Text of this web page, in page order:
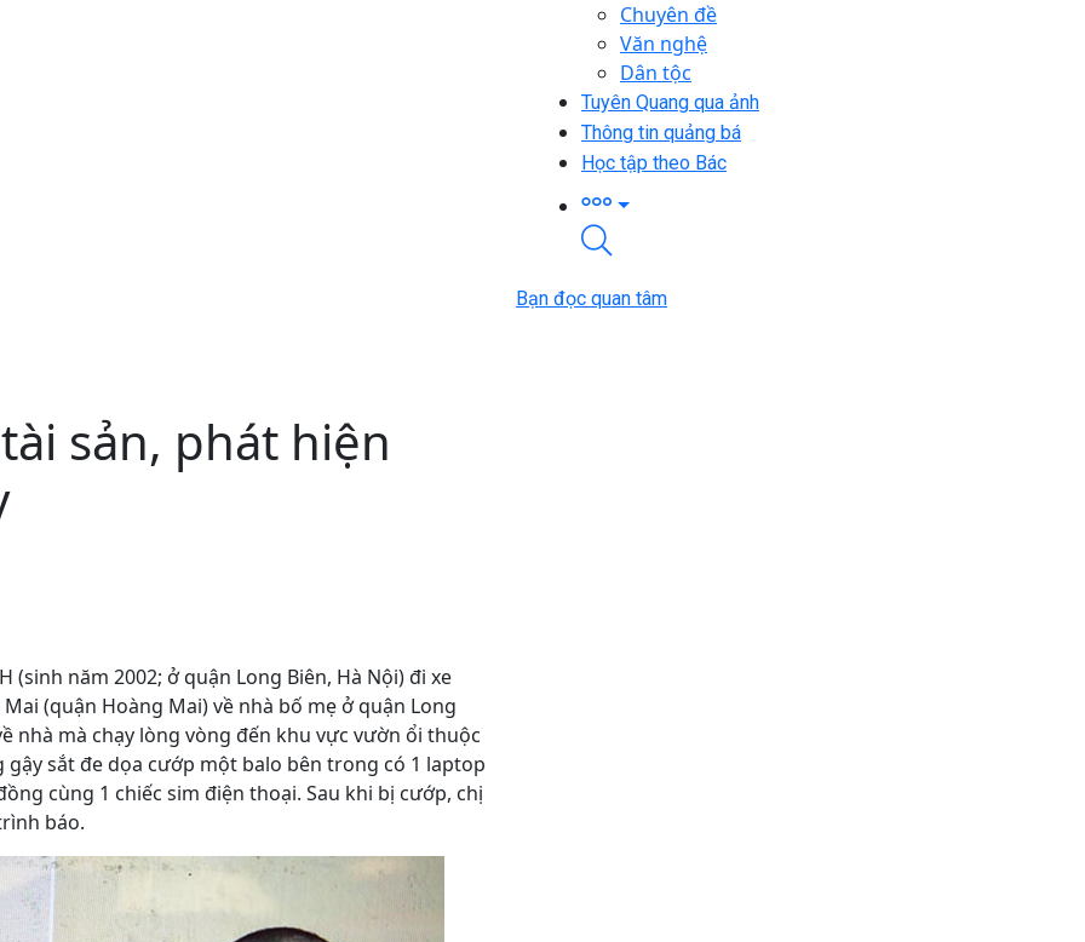
Chuyên đề
Văn nghệ
Dân tộc
Tuyên Quang qua ảnh
Thông tin quảng bá
Học tập theo Bác
sản, phát hiện
(sinh năm 2002; ở quận Long Biên, Hà Nội) đi xe
(quận Hoàng Mai) về nhà bố mẹ ở quận Long
nhà mà chạy lòng vòng đến khu vực vườn ổi thuộc
sắt đe dọa cướp một balo bên trong có 1 laptop
cùng 1 chiếc sim điện thoại. Sau khi bị cướp, chị
báo.
Bạn đọc quan tâm